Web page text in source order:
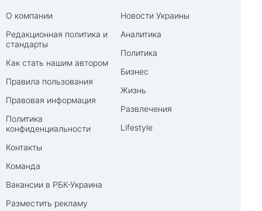
О компании
Редакционная политика и
стандарты
Как стать нашим автором
Правила пользования
Правовая информация
Политика
конфиденциальности
Контакты
Команда
Вакансии в РБК-Украина
Разместить рекламу
Новости Украины
Аналитика
Политика
Бизнес
Жизнь
Развлечения
Lifestyle